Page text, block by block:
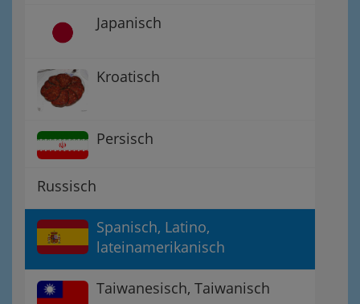
Japanisch
Kroatisch
Persisch
Russisch
Spanisch, Latino,
lateinamerikanisch
Taiwanesisch, Taiwanisch